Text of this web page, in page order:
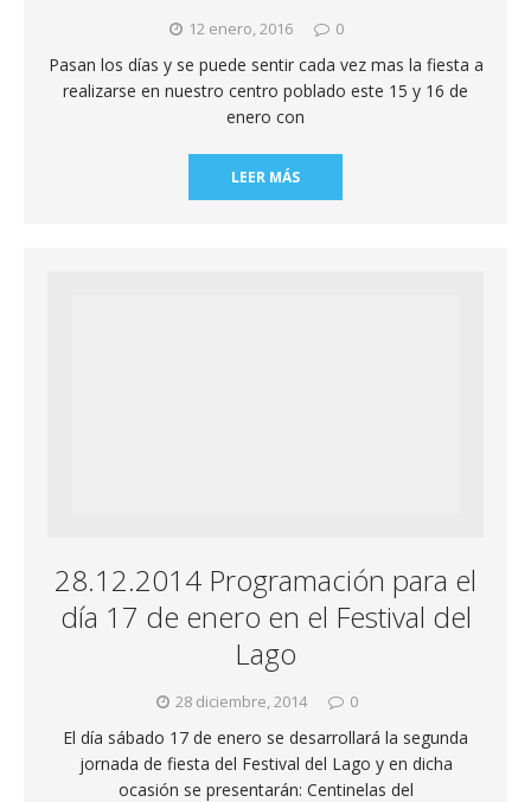
12 enero, 2016 0
Pasan los días y se puede sentir cada vez mas la fiesta a
realizarse en nuestro centro poblado este 15 y 16 de
enero con
LEER MÁS
28.12.2014 Programación para el
día 17 de enero en el Festival del
Lago
28 diciembre, 2014 0
El día sábado 17 de enero se desarrollará la segunda
jornada de fiesta del Festival del Lago y en dicha
ocasión se presentarán: Centinelas del